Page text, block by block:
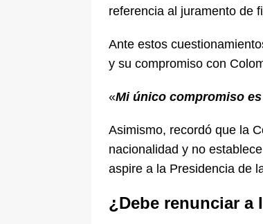
referencia al juramento de
Ante estos
y su compromiso con
«Mi único compromiso
Asimismo, recordó que la
nacionalidad y no
aspire a la Presidencia de
¿Debe renunciar a